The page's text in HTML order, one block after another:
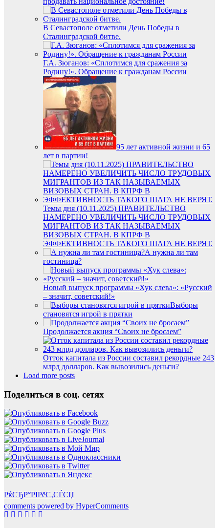
В Севастополе отметили День Победы в
Сталинградской битве.
Г.А. Зюганов: «Сплотимся для сражения за
Родину!». Обращение к гражданам России
95 лет активной жизни и 65
лет в партии!
Темы дня (10.11.2025) ПРАВИТЕЛЬСТВО
НАМЕРЕНО УВЕЛИЧИТЬ ЧИСЛО ТРУДОВЫХ
МИГРАНТОВ ИЗ ТАК НАЗЫВАЕМЫХ
ВИЗОВЫХ СТРАН. В КПРФ В
ЭФФЕКТИВНОСТЬ ТАКОГО ШАГА НЕ ВЕРЯТ.
А нужна ли там
гостиница?
Новый выпуск программы «Хук слева»: «Русский
– значит, советский!»
Выборы
становятся игрой в прятки
Продолжается акция “Своих не бросаем”
Отток капитала из России составил рекордные 243
млрд долларов. Как вывозились деньги?
Load more posts
Поделиться в соц. сетях
РќСЂР°РІРёС‚СЃСЏ
comments powered by HyperComments